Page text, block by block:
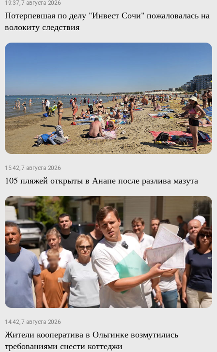
19:37, 7 августа 2026
Потерпевшая по делу "Инвест Сочи" пожаловалась на
волокиту следствия
15:42, 7 августа 2026
105 пляжей открыты в Анапе после разлива мазута
14:42, 7 августа 2026
Жители кооператива в Ольгинке возмутились
требованиями снести коттеджи